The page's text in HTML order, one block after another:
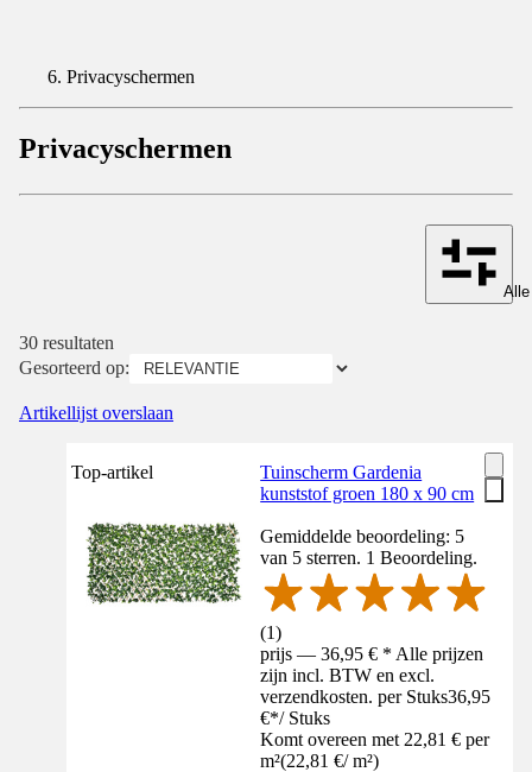
Privacyschermen
Privacyschermen
30 resultaten
Gesorteerd op:
Artikellijst overslaan
Top-artikel
Tuinscherm Gardenia
kunststof groen 180 x 90 cm
Gemiddelde beoordeling: 5
van 5 sterren. 1 Beoordeling.
(1)
prijs — 36,95 € * Alle prijzen
zijn incl. BTW en excl.
verzendkosten. per Stuks36,95
€*/ Stuks
Komt overeen met 22,81 € per
m²(22,81 €/ m²)